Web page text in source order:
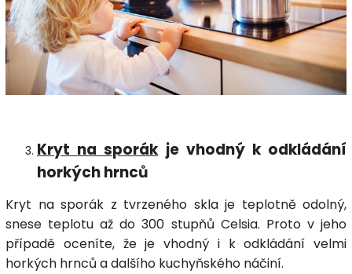
Kryt na sporákje vhodný k odkládání
horkých hrnců
Kryt na sporák z tvrzeného skla je teplotně odolný,
snese teplotu až do 300 stupňů Celsia. Proto v jeho
případě oceníte, že je vhodný i k odkládání velmi
horkých hrnců a dalšího kuchyňského náčiní.